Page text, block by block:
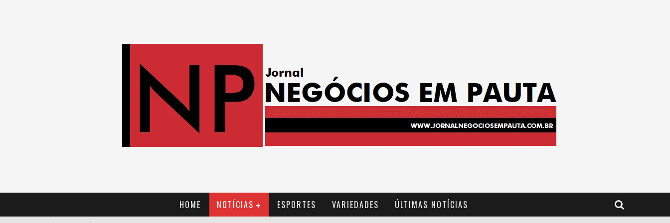
HOME NOTÍCIAS ESPORTES VARIEDADES ÚLTIMAS NOTÍCIAS